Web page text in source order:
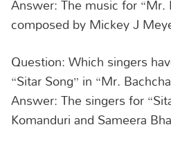
composed by Mickey J
Question: Which singers
“Sitar Song” in “Mr.
Answer: The singers for
Komanduri and Sameera